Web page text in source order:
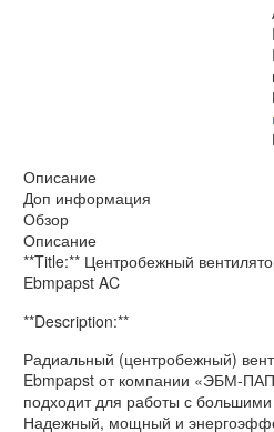
Описание
Доп информация
Обзор
Описание
**Title:** Центробежный
Ebmpapst AC
**Description:**
Радиальный (центробежный)
Ebmpapst от компании «ЭБМ-
подходит для работы с
Надежный, мощный и